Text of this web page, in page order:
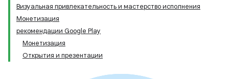
Визуальная привлекательность и мастерство исполнения
Монетизация
рекомендации Google Play
Монетизация
Открытия и презентации